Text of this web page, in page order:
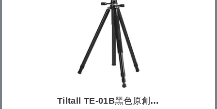
Tiltall TE-01B黑色原創經典三腳架